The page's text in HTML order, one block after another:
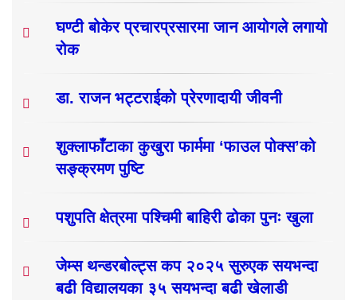
घण्टी बोकेर प्रचारप्रसारमा जान आयोगले लगायो
रोक
डा. राजन भट्टराईको प्रेरणादायी जीवनी
शुक्लाफाँटाका कुखुरा फार्ममा ‘फाउल पोक्स’को
सङ्क्रमण पुष्टि
पशुपति क्षेत्रमा पश्चिमी बाहिरी ढोका पुनः खुला
जेम्स थन्डरबोल्ट्स कप २०२५ सुरुएक सयभन्दा
बढी विद्यालयका ३५ सयभन्दा बढी खेलाडी